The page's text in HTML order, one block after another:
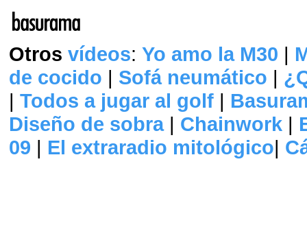
Otros vídeos: Yo amo la M30 |
de cocido | Sofá neumático |
| Todos a jugar al golf |
Diseño de sobra| Chainwork |
09 | El extraradio mitológico|